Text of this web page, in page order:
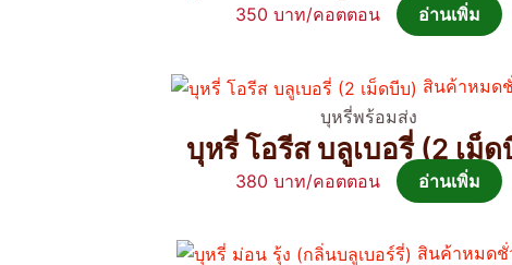
350 อ่านเพิ่ม
สินค้าหมด
บุหรี่พร้อมส่ง
บุหรี่ โอรีส บลูเบอรี่ (2 เม็
380 อ่านเพิ่ม
สินค้าหมดชั่